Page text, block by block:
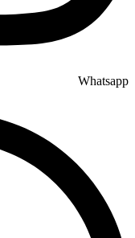
Whatsapp